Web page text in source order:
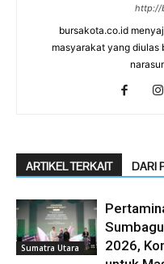
http://
bursakota.co.id
masyarakat yang diulas
ARTIKEL TERKAIT DARI
Sumatra Utara
2026,